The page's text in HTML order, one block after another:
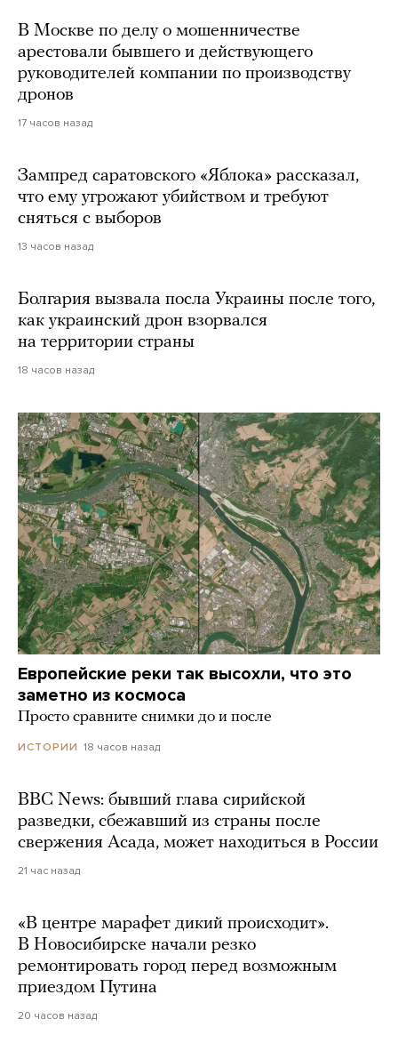
В Москве по делу о мошенничестве
арестовали бывшего и действующего
руководителей компании по производству
дронов
17 часов назад
Зампред саратовского «Яблока» рассказал,
что ему угрожают убийством и требуют
сняться с выборов
13 часов назад
Болгария вызвала посла Украины после того,
как украинский дрон взорвался
на территории страны
18 часов назад
Европейские реки так высохли, что это
заметно из космоса
Просто сравните снимки до и после
ИСТОРИИ 18 часов назад
BBC News: бывший глава сирийской
разведки, сбежавший из страны после
свержения Асада, может находиться в России
21 час назад
«В центре марафет дикий происходит».
В Новосибирске начали резко
ремонтировать город перед возможным
приездом Путина
20 часов назад